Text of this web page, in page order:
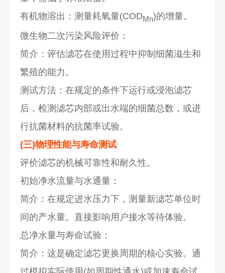
有机物溶出：测量耗氧量(CODMn)的增量。
微生物二次污染风险评价：
简介：评估滤芯在使用过程中抑制细菌滋生和
繁殖的能力。
测试方法：在规定的条件下运行或浸泡滤芯
后，检测滤芯内部或出水端的细菌总数，或进
行抗菌材料的抗菌率试验。
(三)物理性能与寿命测试
评价滤芯的机械可靠性和耐久性。
初始净水流量与水通量：
简介：在规定进水压力下，测量新滤芯单位时
间的产水量。直接影响用户接水等待体验。
总净水量与寿命试验：
简介：这是确定滤芯更换周期的核心实验。通